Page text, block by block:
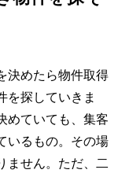
決めたら物件取得
を探していきま
めていても、集客
いるもの。その場
ません。ただ、二